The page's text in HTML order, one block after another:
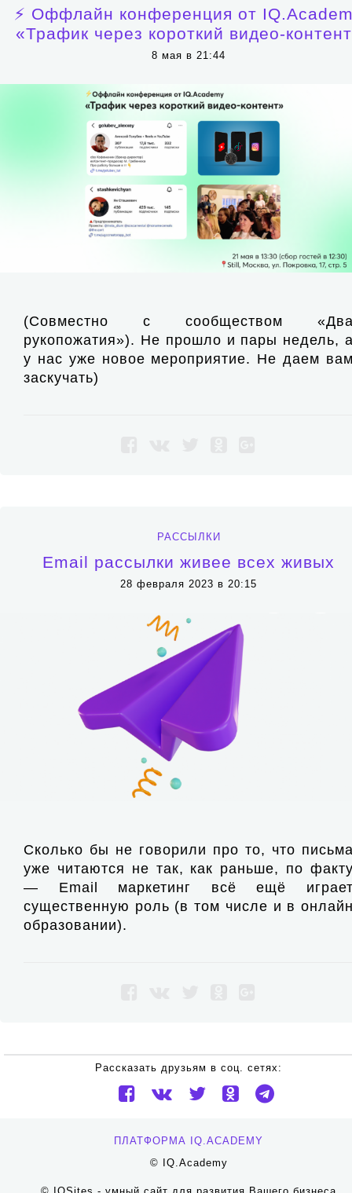
⚡️ Оффлайн конференция от
«Трафик через короткий видео-
8 мая в 21:44
(Совместно с сообществом
рукопожатия»). Не прошло и пары недель,
у нас уже новое мероприятие. Не даем
заскучать)
РАССЫЛКИ
Email рассылки живее всех живых
28 февраля 2023 в 20:15
Сколько бы не говорили про то, что
уже читаются не так, как раньше, по
— Email маркетинг всё ещё
существенную роль (в том числе и в
образовании).
Рассказать друзьям в соц. сетях:
ПЛАТФОРМА IQ.ACADEMY
© IQ.Academy